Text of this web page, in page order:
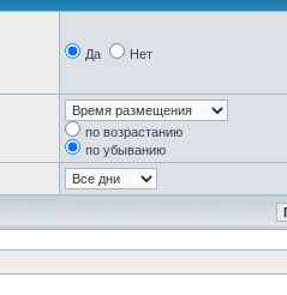
Да Нет
по возрастанию
по убыванию